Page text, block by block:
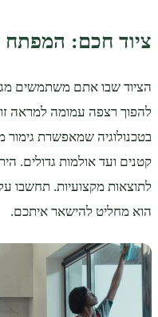
ציוד חכם: המפתח
הציוד שבו אתם משתמשים
להפוך רצפה עמומה למראה
בטכנולוגיה שמאפשרת
קטנים ועד אולמות גדולים.
לתוצאות מקצועיות. תחשבו
הוא מחליט להישאר איתכם.